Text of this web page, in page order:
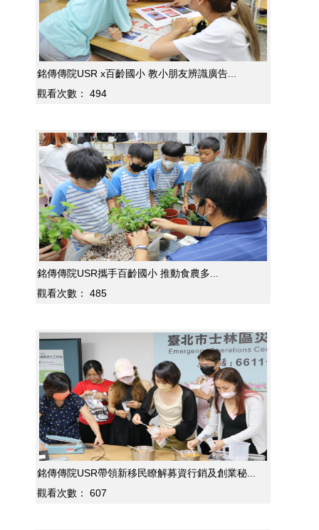
銘傳傳院USR x百齡國小 教小朋友辨識廣告...
觀看次數：
494
銘傳傳院USR攜手百齡國小 推動食農多...
觀看次數：
485
銘傳傳院USR帶領新移民瞭解募資行銷及創業秘...
觀看次數：
607